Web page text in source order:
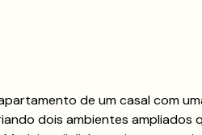
de um casal com
dois ambientes